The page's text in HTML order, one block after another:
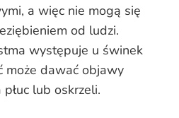
a więc nie mogą się
od ludzi.
występuje u świnek
może dawać objawy
lub oskrzeli.